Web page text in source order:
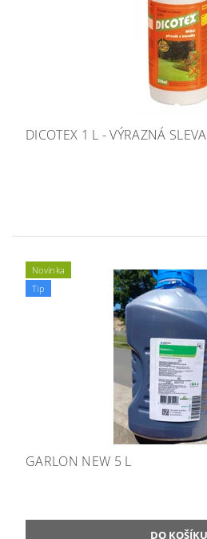
DICOTEX 1 L - VÝRAZNÁ SLEVA
Novinka
Tip
GARLON NEW 5 L